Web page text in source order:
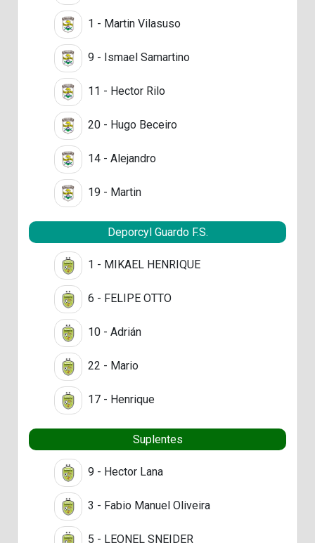
1 - Martin Vilasuso
9 - Ismael Samartino
11 - Hector Rilo
20 - Hugo Beceiro
14 - Alejandro
19 - Martin
Deporcyl Guardo F.S.
1 - MIKAEL HENRIQUE
6 - FELIPE OTTO
10 - Adrián
22 - Mario
17 - Henrique
Suplentes
9 - Hector Lana
3 - Fabio Manuel Oliveira
5 - LEONEL SNEIDER